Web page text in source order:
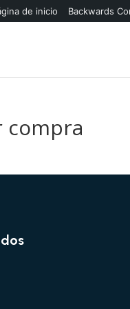
compra
de inicio Backwards